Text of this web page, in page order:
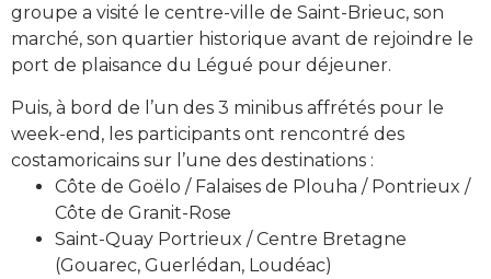
groupe a visité le centre-ville de Saint-Brieuc, son
marché, son quartier historique avant de rejoindre le
port de plaisance du Légué pour déjeuner.
Puis, à bord de l’un des 3 minibus affrétés pour le
week-end, les participants ont rencontré des
costamoricains sur l’une des destinations :
Côte de Goëlo / Falaises de Plouha / Pontrieux /
Côte de Granit-Rose
Saint-Quay Portrieux / Centre Bretagne
(Gouarec, Guerlédan, Loudéac)